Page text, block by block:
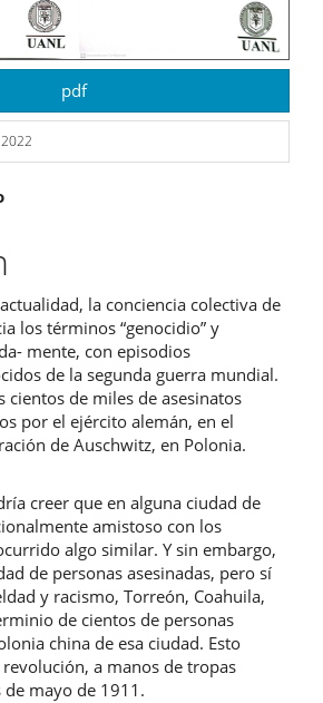
pdf
la conciencia colectiva de
los términos “genocidio” y
mente, con episodios
de la segunda guerra mundial.
cientos de miles de asesinatos
por el ejército alemán, en el
de Auschwitz, en Polonia.
creer que en alguna ciudad de
amistoso con los
algo similar. Y sin embargo,
de personas asesinadas, pero sí
y racismo, Torreón, Coahuila,
de cientos de personas
china de esa ciudad. Esto
a manos de tropas
de mayo de 1911.